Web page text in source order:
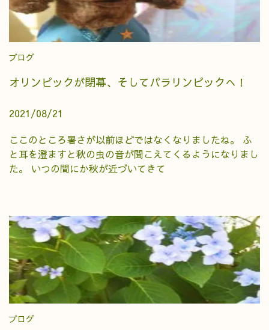
ブログ
オリンピックが閉幕、そしてパラリンピックへ！
2021/08/21
ここのところ暑さが以前ほどではなくなりましたね。 ふ
と耳を澄ますと秋の虫の音が聞こえてくるようになりまし
た。 いつの間にか秋が近づいてきて
ブログ